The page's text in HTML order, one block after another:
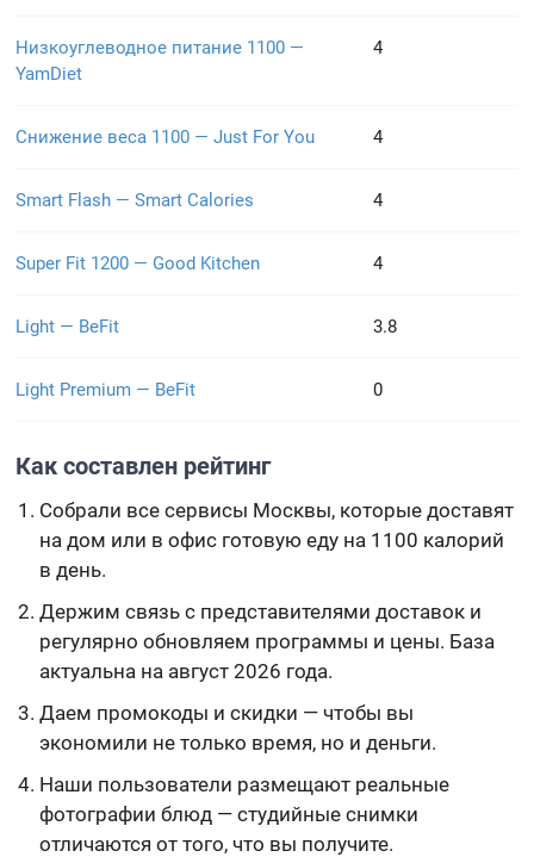
Низкоуглеводное питание 1100 —
YamDiet
4
Снижение веса 1100 — Just For You 4
Smart Flash — Smart Calories 4
Super Fit 1200 — Good Kitchen 4
Light — BeFit 3.8
Light Premium — BeFit 0
Как составлен рейтинг
Собрали все сервисы Москвы, которые доставят
на дом или в офис готовую еду на 1100 калорий
в день.
Держим связь с представителями доставок и
регулярно обновляем программы и цены. База
актуальна на август 2026 года.
Даем промокоды и скидки — чтобы вы
экономили не только время, но и деньги.
Наши пользователи размещают реальные
фотографии блюд — студийные снимки
отличаются от того, что вы получите.